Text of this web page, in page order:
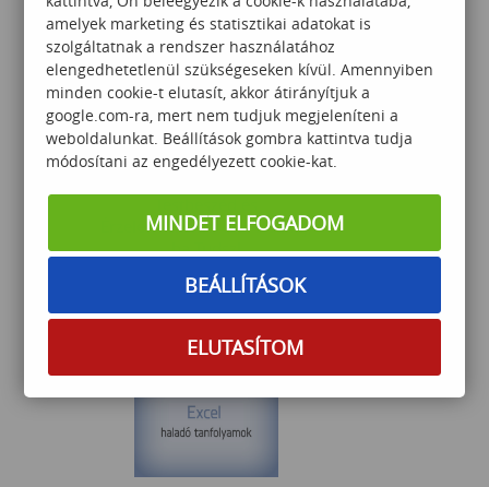
269 000Ft
Érzelemfelismerés – Hazudj,
ha Tudsz!
60 000Ft
amelyek marketing és statisztikai adatokat is
szolgáltatnak a rendszer használatához
elengedhetetlenül szükségeseken kívül. Amennyiben
minden cookie-t elutasít, akkor átirányítjuk a
google.com-ra, mert nem tudjuk megjeleníteni a
weboldalunkat. Beállítások gombra kattintva tudja
módosítani az engedélyezett cookie-kat.
MINDET ELFOGADOM
BEÁLLÍTÁSOK
ELUTASÍTOM